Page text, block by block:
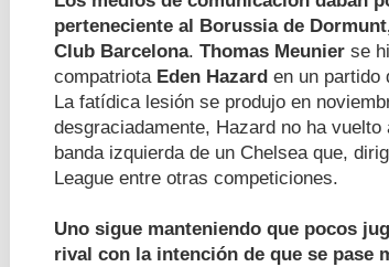
perteneciente al Borussia de
Club Barcelona. Thomas Meunier se
compatriota Eden Hazard en un partido
La fatídica lesión se produjo en
desgraciadamente, Hazard no ha
banda izquierda de un Chelsea que,
League entre otras competiciones.
Uno sigue manteniendo que pocos
rival con la intención de que se pase